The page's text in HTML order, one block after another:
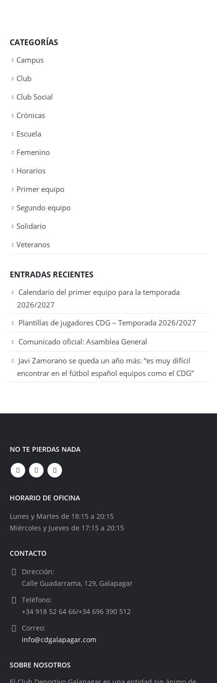
CATEGORÍAS
Campus
Club
Club Social
Crónicas
Escuela
Femenino
Horarios
Primer equipo
Segundo equipo
Solidario
Veteranos
ENTRADAS RECIENTES
Calendario del primer equipo para la temporada
2026/2027
Plantillas de jugadores CDG – Temporada 2026/2027
Comunicado oficial: Asamblea General
Javi Zamorano se queda un año más: “es muy difícil
encontrar en el fútbol español equipos como el CDG”
NO TE PIERDAS NADA
HORARIO DE OFICINA
Lunes y Martes de 18:15 a 20:15
Miércoles y Jueves de 17:15 a 20:15
CONTACTO
Dirección:
Calle Guadarrama, 129, Galapagar
Teléfono:
+34 918 52 64 66/+34 696 390 512
Correo:
info@cdgalapagar.com
SOBRE NOSOTROS